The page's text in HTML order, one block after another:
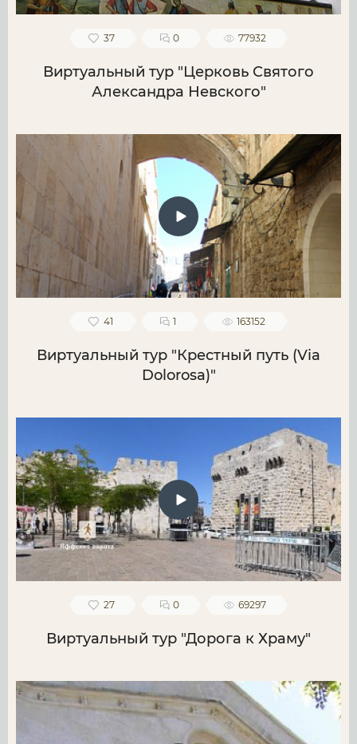
37 0 77932
Виртуальный тур "Церковь Святого
Александра Невского"
41 1 163152
Виртуальный тур "Крестный путь (Via
Dolorosa)"
27 0 69297
Виртуальный тур "Дорога к Храму"